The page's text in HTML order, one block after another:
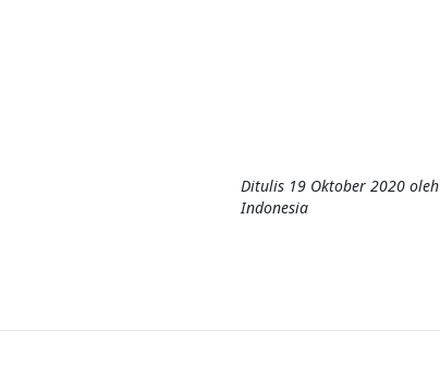
Ditulis 19 Oktober 2020oleh
Indonesia